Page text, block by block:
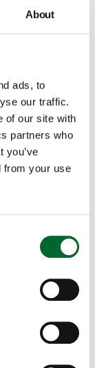
About
ads, to
our traffic.
of our site with
partners who
you’ve
from your use
fait
par deux le
Je suis
Ils me
fonctionnent
de
nous aident,
C'est top"